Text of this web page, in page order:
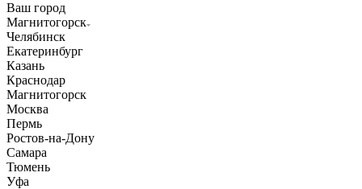
Ваш город
Магнитогорск
Челябинск
Екатеринбург
Казань
Краснодар
Магнитогорск
Москва
Пермь
Ростов-на-Дону
Самара
Тюмень
Уфа